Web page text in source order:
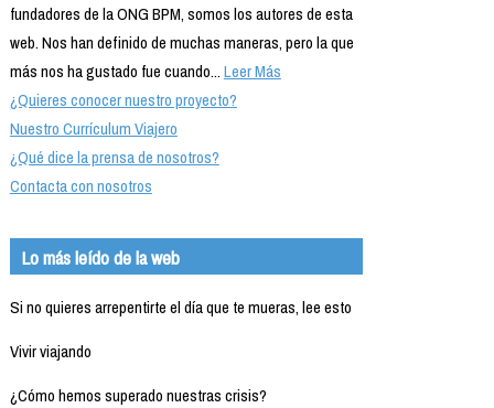
fundadores de la ONG BPM, somos los autores de esta
web. Nos han definido de muchas maneras, pero la que
más nos ha gustado fue cuando...Leer Más
¿Quieres conocer nuestro proyecto?
Nuestro Currículum Viajero
¿Qué dice la prensa de nosotros?
Contacta con nosotros
Lo más leído de la web
Si no quieres arrepentirte el día que te mueras, lee esto
Vivir viajando
¿Cómo hemos superado nuestras crisis?